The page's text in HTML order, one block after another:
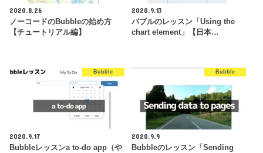
2020.8.26
ノーコードのBubbleの始め方
【チュートリアル編】
2020.9.13
バブルのレッスン「Using the
chart element」【日本…
Bubble
2020.9.17
Bubbleレッスンa to-do app（や
Bubble
2020.9.9
Bubbleのレッスン「Sending